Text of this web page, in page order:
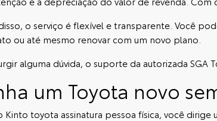
o serviço é flexível e transparente. Você
ou até mesmo renovar com um novo plano.
alguma dúvida, o suporte da autorizada
um Toyota novo
Kinto toyota assinatura pessoa física, você